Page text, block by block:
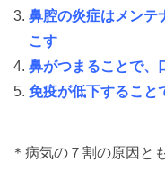
鼻腔の炎症はメンテ
こす
鼻がつまることで、
免疫が低下すること
＊病気の７割の原因と